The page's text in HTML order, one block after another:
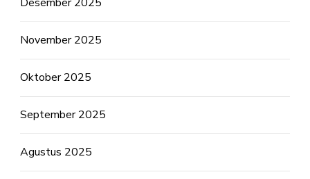
November 2025
Oktober 2025
September 2025
Agustus 2025